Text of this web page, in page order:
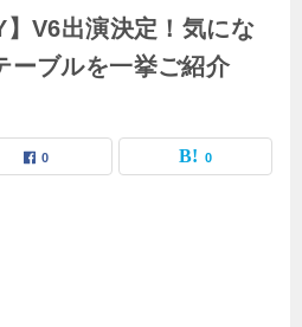
】V6出演決定！気にな
ーブルを一挙ご紹介
0 0